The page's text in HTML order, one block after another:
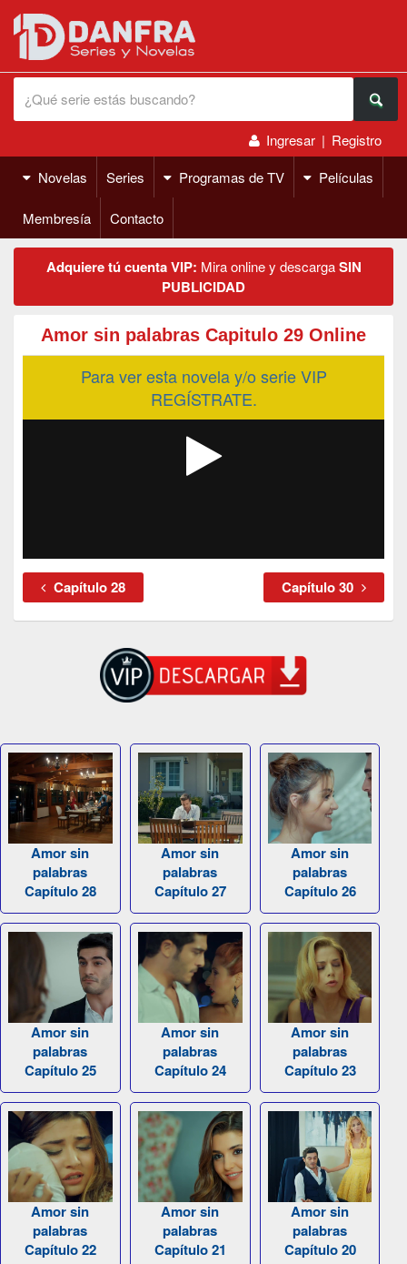
Ingresar | Registro
Novelas
Series Programas de TV Películas
Membresía Contacto
Adquiere tú cuenta VIP: Mira online y descargaSIN
PUBLICIDAD
Amor sin palabras Capitulo 29 Online
Para ver esta novela y/o serie VIP
REGÍSTRATE.
Capítulo 28 Capítulo 30
Amor sin
palabras
Capítulo 28
Amor sin
palabras
Capítulo 27
Amor sin
palabras
Capítulo 26
Amor sin
palabras
Capítulo 25
Amor sin
palabras
Capítulo 24
Amor sin
palabras
Capítulo 23
Amor sin
palabras
Capítulo 22
Amor sin
palabras
Capítulo 21
Amor sin
palabras
Capítulo 20